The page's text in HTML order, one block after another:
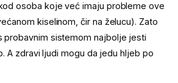
osoba koje već imaju probleme ove
kiselinom, čir na želucu). Zato
probavnim sistemom najbolje jesti
A zdravi ljudi mogu da jedu hljeb po